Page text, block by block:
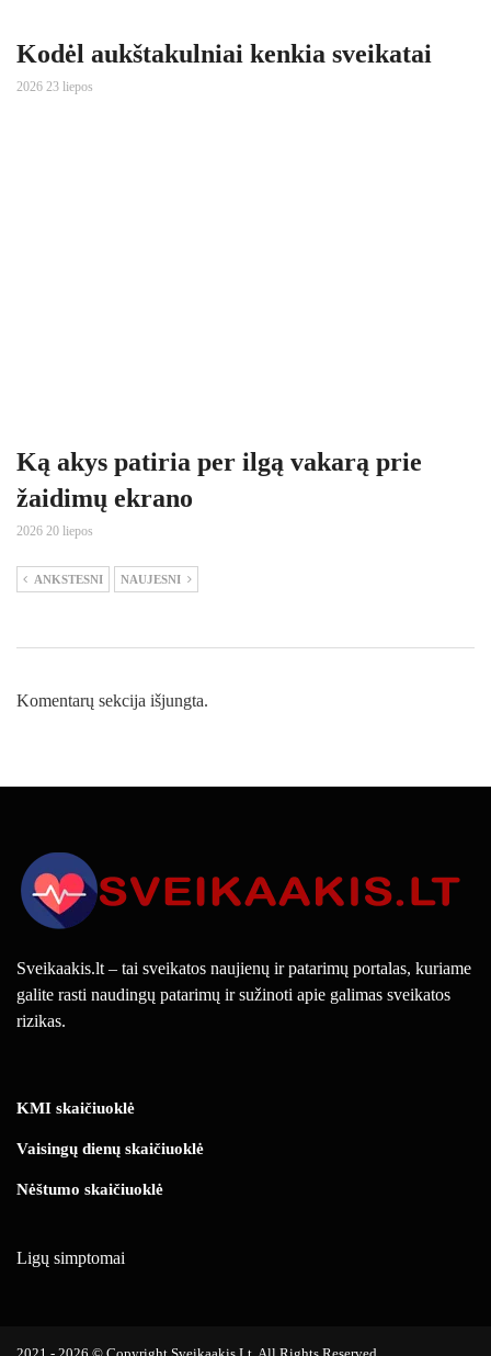
Kodėl aukštakulniai kenkia sveikatai
2026 23 liepos
Ką akys patiria per ilgą vakarą prie
žaidimų ekrano
2026 20 liepos
ANKSTESNI NAUJESNI
Komentarų sekcija išjungta.
Sveikaakis.lt – tai sveikatos naujienų ir patarimų portalas, kuriame
galite rasti naudingų patarimų ir sužinoti apie galimas sveikatos
rizikas.
KMI skaičiuoklė
Vaisingų dienų skaičiuoklė
Nėštumo skaičiuoklė
Ligų simptomai